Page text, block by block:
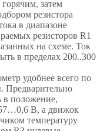
горячим, затем
резистора
в диапазоне
резисторов R1
на схеме. Ток
в пределах 200..300
удобнее всего по
Предварительно
в положение,
…0,6 В, а движок
температуру